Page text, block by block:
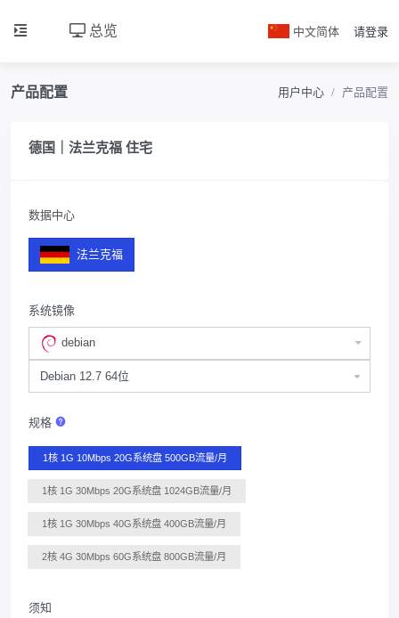
总览 中文简体 请登录
产品配置 用户中心 产品配置
德国｜法兰克福 住宅
数据中心
法兰克福
系统镜像
debian
规格
1核 1G 10Mbps 20G系统盘 500GB流量/月
1核 1G 30Mbps 20G系统盘 1024GB流量/月
1核 1G 30Mbps 40G系统盘 400GB流量/月
2核 4G 30Mbps 60G系统盘 800GB流量/月
须知